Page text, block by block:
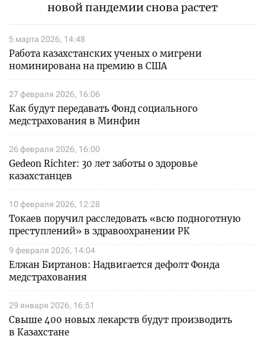
новой пандемии снова растет
5 марта 2026, 14:48
Работа казахстанских ученых о мигрени
номинирована на премию в США
27 февраля 2026, 16:06
Как будут передавать Фонд социального
медстрахования в Минфин
26 февраля 2026, 16:00
Gedeon Richter: 30 лет заботы о здоровье
казахстанцев
10 февраля 2026, 12:28
Токаев поручил расследовать «всю подноготную
преступлений» в здравоохранении РК
9 февраля 2026, 14:04
Елжан Биртанов: Надвигается дефолт Фонда
медстрахования
29 января 2026, 16:51
Свыше 400 новых лекарств будут производить
в Казахстане